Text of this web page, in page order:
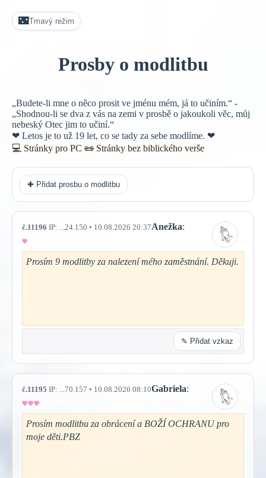
🌃Tmavý režim
Prosby o modlitbu
„Budete-li mne o něco prosit ve jménu mém, já to učiním.“ -
„Shodnou-li se dva z vás na zemi v prosbě o jakoukoli věc, můj
nebeský Otec jim to učiní.“
❤ Letos je to už 19 let, co se tady za sebe modlíme. ❤
💻 Stránky pro PC 📜 Stránky bez biblického verše
✚ Přidat prosbu o modlitbu
č.11196 IP: ...24.150 • 10.08.2026 20:37Anežka:
Prosím 9 modlitby za nalezení mého zaměstnání. Děkuji.
✎ Přidat vzkaz
č.11195 IP: ...70.157 • 10.08.2026 08:10Gabriela:
Prosím modlitbu za obrácení a BOŽÍ OCHRANU pro
moje děti.PBZ